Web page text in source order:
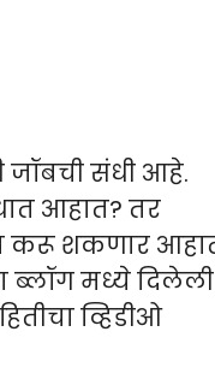
जॉबची संधी आहे.
आहात? तर
करू शकणार
ब्लॉग मध्ये दिलेली
व्हिडीओ